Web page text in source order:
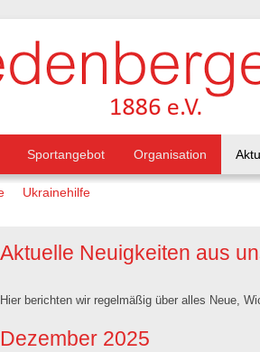
Sportangebot Organisation
Ukrainehilfe
Aktuelle Neuigkeiten aus
Hier berichten wir regelmäßig über alles Neue,
Dezember 2025